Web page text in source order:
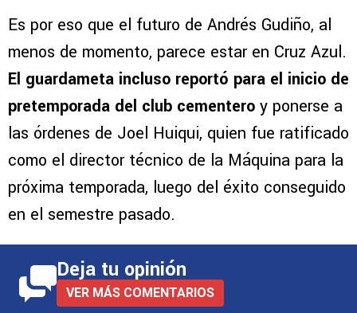
Es por eso que el futuro de Andrés Gudiño, al
menos de momento, parece estar en Cruz Azul.
El guardameta incluso reportó para el inicio de
pretemporada del club cementero y ponerse a
las órdenes de Joel Huiqui, quien fue ratificado
como el director técnico de la Máquina para la
próxima temporada, luego del éxito conseguido
en el semestre pasado.
Deja tu opinión
VER MÁS COMENTARIOS